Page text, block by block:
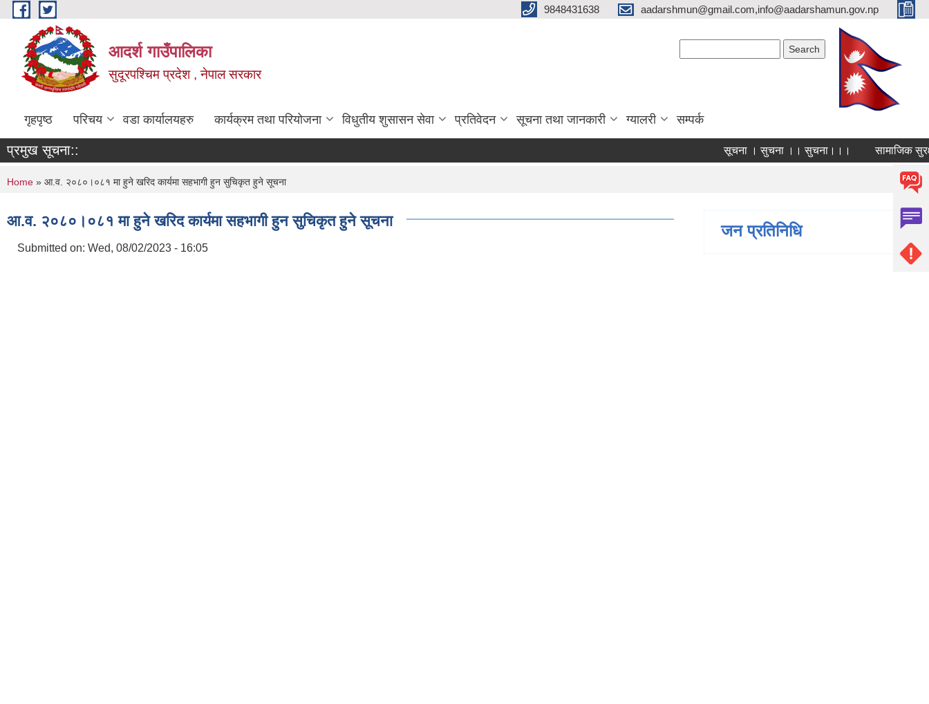
Skip to main content 9848431638 aadarshmun@gmail.com,info@aadarshamun.gov.np
आदर्श गाउँपालिका
सुदूरपश्चिम प्रदेश , नेपाल सरकार
गृहपृष्ठ परिचय वडा कार्यालयहरु कार्यक्रम तथा परियोजना विधुतीय शुसासन सेवा प्रतिवेदन सूचना तथा जानकारी ग्यालरी सम्पर्क
प्रमुख सूचना:: सूचना । सुचना ।। सुचना।।। सामाजिक
1
You are here
Home » आ.व. २०८०।०८१ मा हुने खरिद कार्यमा सहभागी हुन सुचिकृत हुने सूचना
आ.व. २०८०।०८१ मा हुने खरिद कार्यमा सहभागी हुन सुचिकृत हुने सूचना
Submitted on: Wed, 08/02/2023 - 16:05
जन प्रतिनिधि